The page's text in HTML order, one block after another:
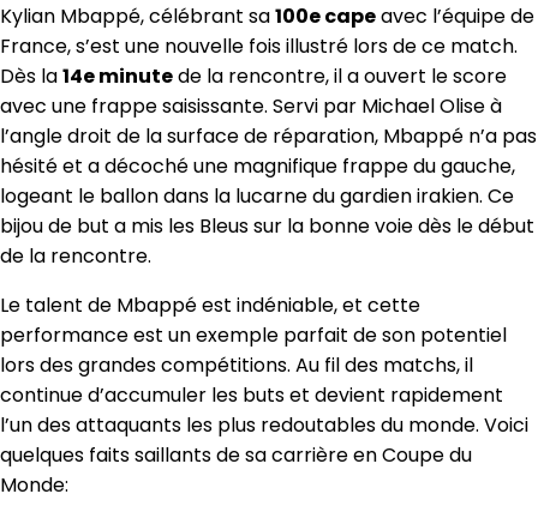
Kylian Mbappé, célébrant sa100e capeavec l’équipe de
France, s’est une nouvelle fois illustré lors de ce match.
Dès la14e minutede la rencontre, il a ouvert le score
avec une frappe saisissante. Servi par Michael Olise à
l’angle droit de la surface de réparation, Mbappé n’a pas
hésité et a décoché une magnifique frappe du gauche,
logeant le ballon dans la lucarne du gardien irakien. Ce
bijou de but a mis les Bleus sur la bonne voie dès le début
de la rencontre.
Le talent de Mbappé est indéniable, et cette
performance est un exemple parfait de son potentiel
lors des grandes compétitions. Au fil des matchs, il
continue d’accumuler les buts et devient rapidement
l’un des attaquants les plus redoutables du monde. Voici
quelques faits saillants de sa carrière en Coupe du
Monde: